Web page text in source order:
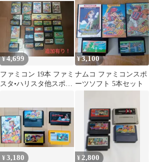
野球カード付 ナムコ
¥4,699
ファミコン 19本 ファミ
スタ•ハリスタ他スポー
¥3,100
ナムコ ファミコンスポ
ーツソフト 5本セット
¥3,180 ¥ 2,800